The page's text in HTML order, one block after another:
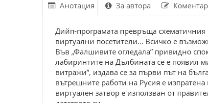
Анотация За автора
Дийп-програмата превръща
виртуални посетители... Всичко е
Във „Фалшивите огледала” привидно
лабиринтите на Дълбината се е появил
витражи”, издава се за първи път на
вътрешните работи на Русия е
виртуален затвор е използван от